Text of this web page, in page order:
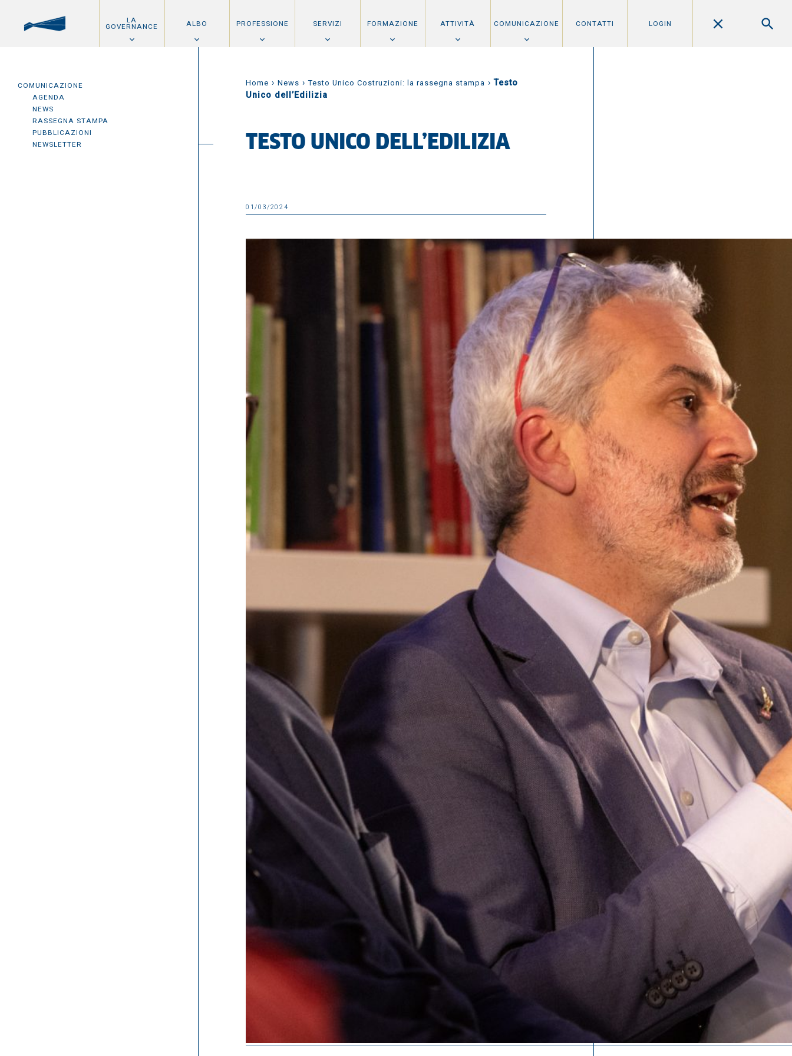
LA
GOVERNANCE ALBO PROFESSIONE SERVIZI FORMAZIONE ATTIVITÀ COMUNICAZIONE CONTATTI LOGIN
COMUNICAZIONE
AGENDA
NEWS
RASSEGNA STAMPA
PUBBLICAZIONI
NEWSLETTER
Home › News ›Testo Unico Costruzioni: la rassegna stampa ›Testo
Unico dell’Edilizia
TESTO UNICO DELL’EDILIZIA
01/03/2024